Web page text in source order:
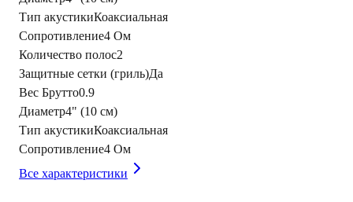
Тип акустикиКоаксиальная
Сопротивление4 Ом
Количество полос2
Защитные сетки (гриль)Да
Вес Брутто0.9
Диаметр4" (10 см)
Тип акустикиКоаксиальная
Сопротивление4 Ом
Все характеристики